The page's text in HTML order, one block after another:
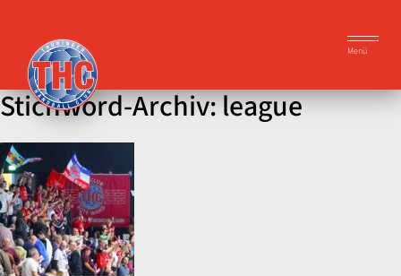
Menü
Stichword-Archiv: league